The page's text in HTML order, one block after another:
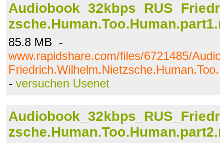
85.8 MB -
www.rapidshare.com/files/6721485/
- versuchen Usenet